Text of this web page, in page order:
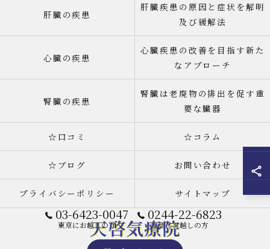
03-6423-0047
東京にお越しの方
0244-22-6823
福島にお越しの方
肝臓の疾患
肝臓疾患の原因と症状を解明
及び緩解法
心臓の疾患
心臓疾患の改善を目指す新た
なアプローチ
腎臓の疾患
腎臓は老廃物の排出を促す重
要な臓器
☆口コミ ☆コラム
☆ブログ お問い合わせ
プライバシーポリシー サイトマップ